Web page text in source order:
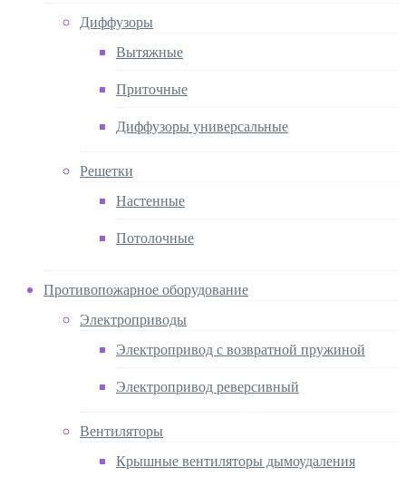
Диффузоры
Вытяжные
Приточные
Диффузоры универсальные
Решетки
Настенные
Потолочные
Противопожарное оборудование
Электроприводы
Электропривод с возвратной пружиной
Электропривод реверсивный
Вентиляторы
Крышные вентиляторы дымоудаления